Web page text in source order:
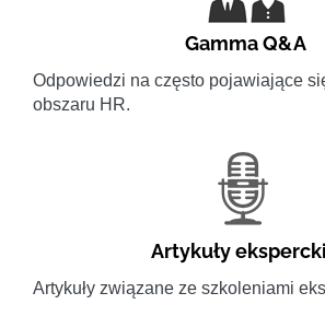
Gamma Q&A
Odpowiedzi na często pojawiające
obszaru HR.
Artykuły
Artykuły związane ze szkoleniami